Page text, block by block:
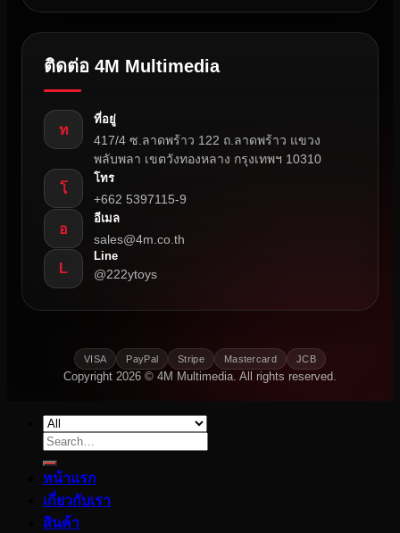
ติดต่อ 4M Multimedia
ท
ที่อยู่
417/4 ซ.ลาดพร้าว 122 ถ.ลาดพร้าว แขวง
พลับพลา เขตวังทองหลาง กรุงเทพฯ 10310
โ
โทร
+662 5397115-9
อ
อีเมล
sales@4m.co.th
L
Line
@222ytoys
VISA PayPal Stripe Mastercard JCB
Copyright 2026 © 4M Multimedia. All rights reserved.
Search
for:
หน้าแรก
เกี่ยวกับเรา
สินค้า